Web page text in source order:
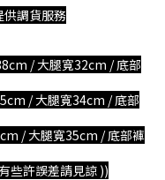
調貨服務
/ 大腿寬32cm / 底部
/ 大腿寬34cm / 底部
/ 大腿寬35cm / 底部褲
些許誤差請見諒 ))